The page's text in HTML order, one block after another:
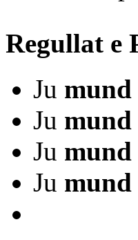
Regullat e
Ju mund
Ju mund
Ju mund
Ju mund